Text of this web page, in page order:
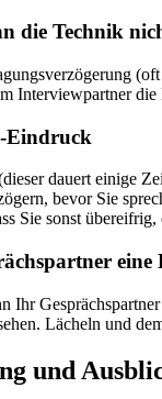
die Technik
Interviewpartner
Eindruck
dauert einige
bevor Sie
Sie sonst
eine
Ihr
Lächeln und
und